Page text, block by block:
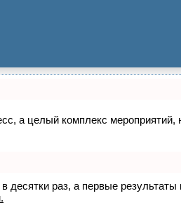
а целый комплекс
десятки раз, а первые